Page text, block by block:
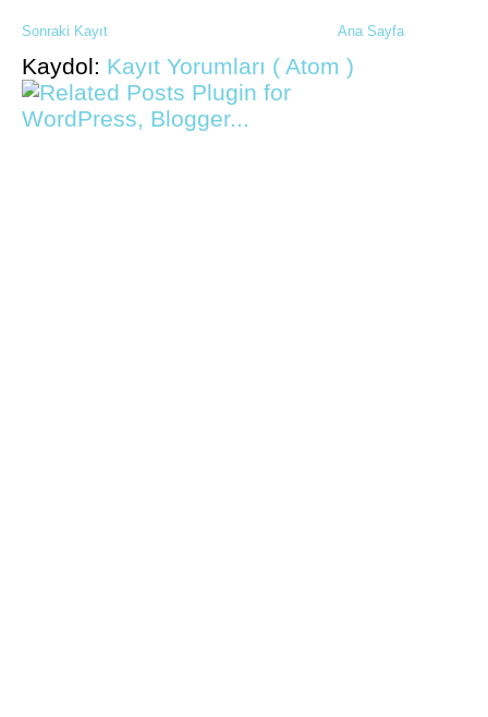
Sonraki Kayıt Ana Sayfa
Kaydol: Kayıt Yorumları ( Atom )